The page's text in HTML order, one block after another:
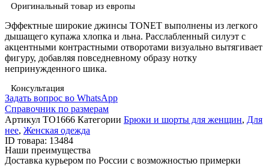
Оригинальный товар из европы
Эффектные широкие джинсы TONET выполнены из легкого
дышащего купажа хлопка и льна. Расслабленный силуэт с
акцентными контрастными отворотами визуально вытягивает
фигуру, добавляя повседневному образу нотку
непринужденного шика.
Консультация
Задать вопрос во WhatsApp
Справочник по размерам
Артикул TO1666 Категории Брюки и шорты для женщин, Для
нее, Женская одежда
ID товара: 13484
Наши преимущества
Доставка курьером по России с возможностью примерки